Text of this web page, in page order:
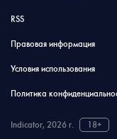
RSS
Правовая информация
Условия использования
Политика
Indicator, 2026 г. 18+